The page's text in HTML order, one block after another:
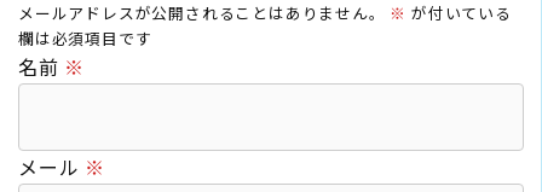
メールアドレスが公開されることはありません。 ※ が付いている
欄は必須項目です
名前 ※
メール ※